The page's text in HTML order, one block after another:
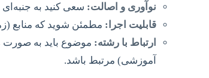
نوآوری و اصالت: سعی کنید به جنبه‌ای
قابلیت اجرا: مطمئن شوید که منابع
ارتباط با رشته: موضوع باید به صورت
آموزشی) مرتبط باشد.